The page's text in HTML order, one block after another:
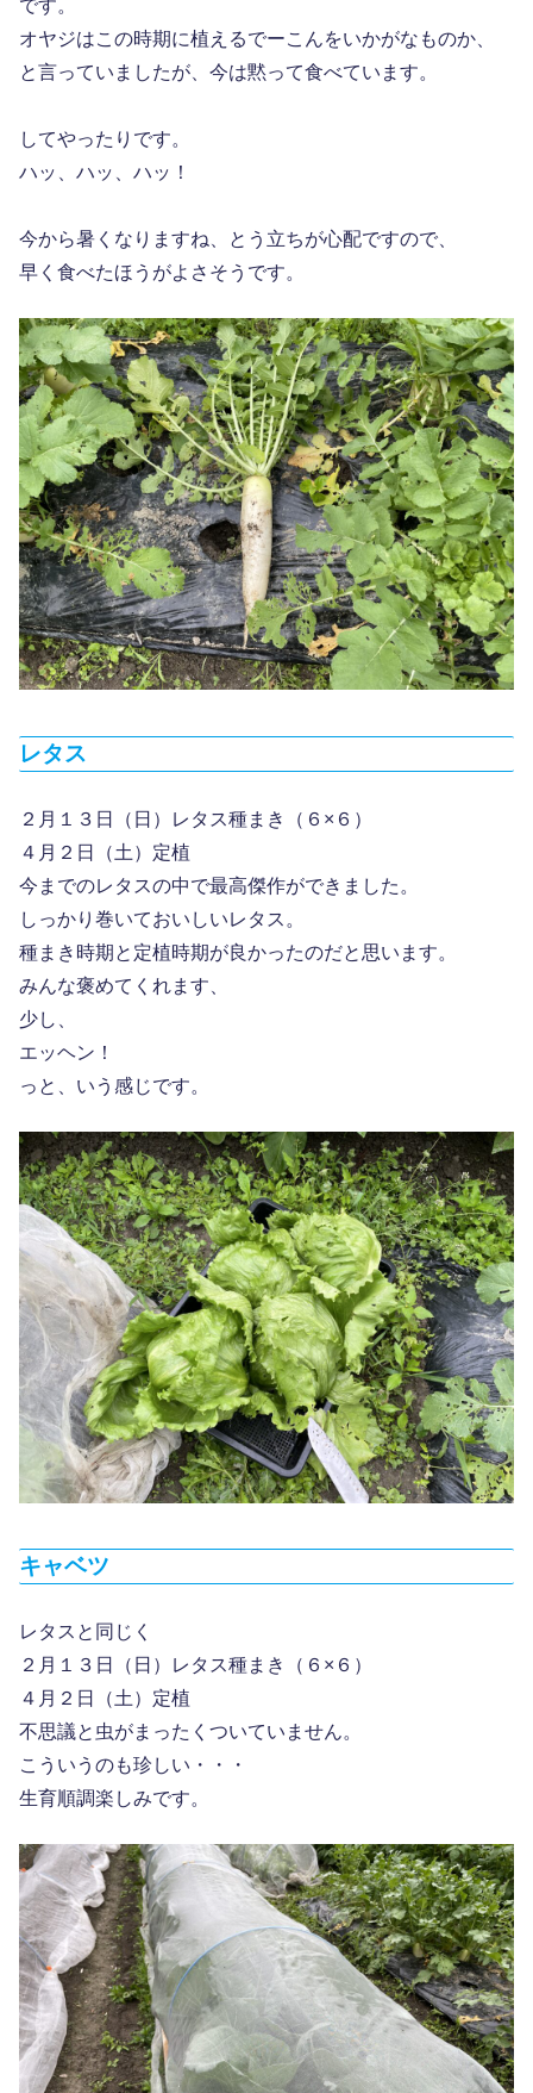
です。
オヤジはこの時期に植えるでーこんをいかがなものか、
と言っていましたが、今は黙って食べています。
してやったりです。
ハッ、ハッ、ハッ！
今から暑くなりますね、とう立ちが心配ですので、
早く食べたほうがよさそうです。
レタス
２月１３日（日）レタス種まき（６×６）
４月２日（土）定植
今までのレタスの中で最高傑作ができました。
しっかり巻いておいしいレタス。
種まき時期と定植時期が良かったのだと思います。
みんな褒めてくれます、
少し、
エッヘン！
っと、いう感じです。
キャベツ
レタスと同じく
２月１３日（日）レタス種まき（６×６）
４月２日（土）定植
不思議と虫がまったくついていません。
こういうのも珍しい・・・
生育順調楽しみです。